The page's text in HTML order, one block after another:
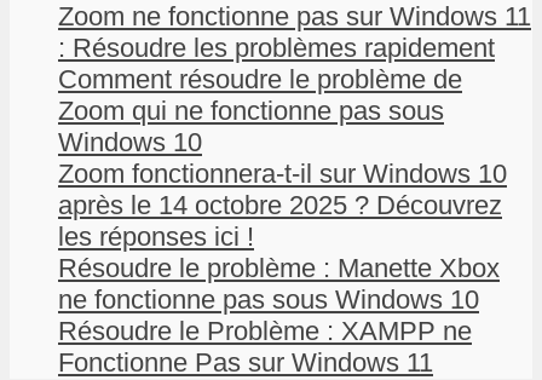
Zoom ne fonctionne pas sur Windows 11
: Résoudre les problèmes rapidement
Comment résoudre le problème de
Zoom qui ne fonctionne pas sous
Windows 10
Zoom fonctionnera-t-il sur Windows 10
après le 14 octobre 2025 ? Découvrez
les réponses ici !
Résoudre le problème : Manette Xbox
ne fonctionne pas sous Windows 10
Résoudre le Problème : XAMPP ne
Fonctionne Pas sur Windows 11